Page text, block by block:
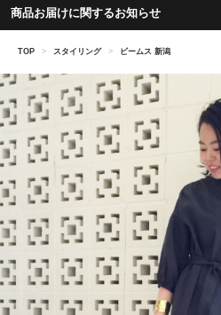
商品お届けに関するお知らせ
TOP > スタイリング > ビームス 新潟